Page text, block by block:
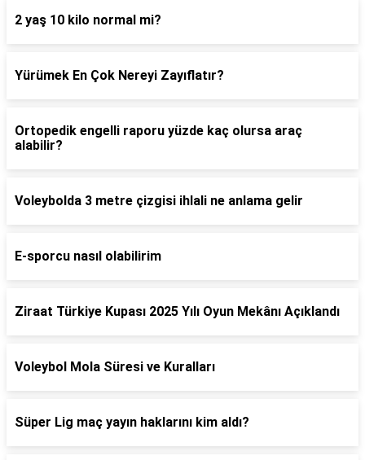
2 yaş 10 kilo normal mi?
Yürümek En Çok Nereyi Zayıflatır?
Ortopedik engelli raporu yüzde kaç olursa araç
alabilir?
Voleybolda 3 metre çizgisi ihlali ne anlama gelir
E-sporcu nasıl olabilirim
Ziraat Türkiye Kupası 2025 Yılı Oyun Mekânı Açıklandı
Voleybol Mola Süresi ve Kuralları
Süper Lig maç yayın haklarını kim aldı?